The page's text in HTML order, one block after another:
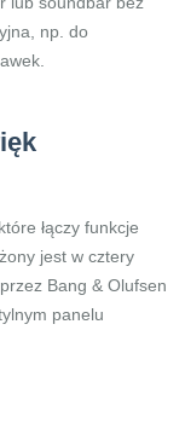
np. do
łączy funkcje
jest w cztery
Bang & Olufsen
panelu